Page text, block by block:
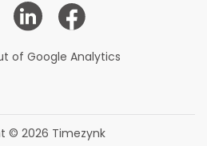
of Google Analytics
© 2026 Timezynk